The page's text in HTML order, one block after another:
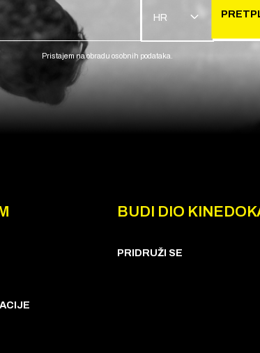
HR
Pristajem na obradu osobnih podataka.
BUDI DIO
PRIDRUŽI SE